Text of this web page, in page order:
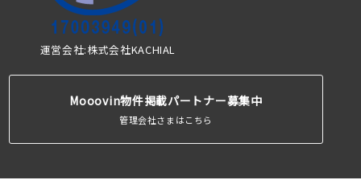
運営会社:株式会社KACHIAL
Mooovin物件掲載パートナー募集中
管理会社さまはこちら